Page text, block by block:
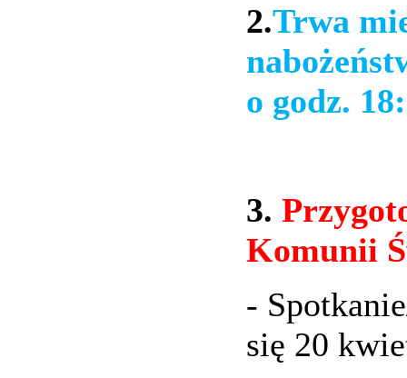
2.Trwa
o godz.
3.
Komunii
-
się 20